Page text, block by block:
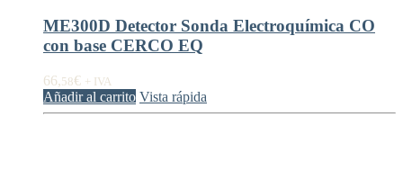
ME300D Detector Sonda Electroquímica CO
con base CERCO EQ
66,58€ + IVA
Añadir al carrito Vista rápida